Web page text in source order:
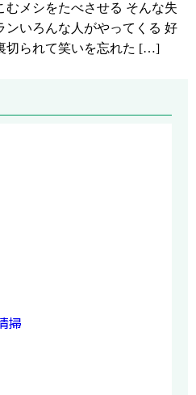
むメシをたべさせる そんな失
ンいろんな人がやってくる 好
切られて笑いを忘れた […]
掃